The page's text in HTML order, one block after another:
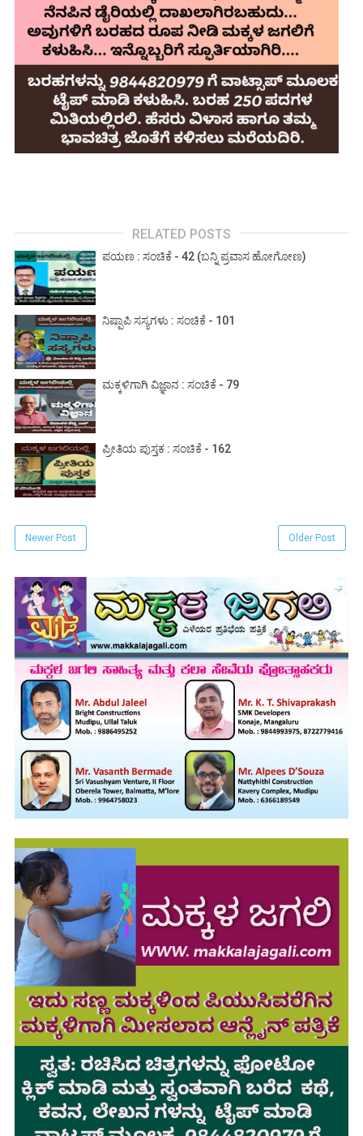
RELATED POSTS
ಪಯಣ : ಸಂಚಿಕೆ - 42 (ಬನ್ನಿ ಪ್ರವಾಸ ಹೋಗೋಣ)
ನಿಷ್ಪಾಪಿ ಸಸ್ಯಗಳು : ಸಂಚಿಕೆ - 101
ಮಕ್ಕಳಿಗಾಗಿ ವಿಜ್ಞಾನ : ಸಂಚಿಕೆ - 79
ಪ್ರೀತಿಯ ಪುಸ್ತಕ : ಸಂಚಿಕೆ - 162
Newer Post Older Post